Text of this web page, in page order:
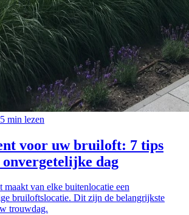
5 min lezen
voor uw bruiloft: 7 tips
onvergetelijke dag
maakt van elke buitenlocatie een
bruiloftslocatie. Dit zijn de belangrijkste
trouwdag.